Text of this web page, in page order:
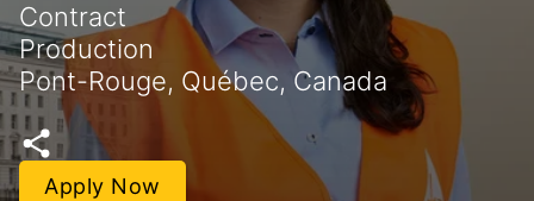
Contract
Production
Pont-Rouge, Québec, Canada
Apply Now